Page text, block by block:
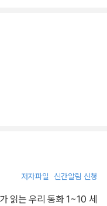
내졌어도, 콩콩이는 씩
와 온 식구가 행복하게
1년 동안 겪은 일들이 따
못을 너그럽게 덮어주
저자파일 신간알림 신청
읽는 우리 동화 1~10 세